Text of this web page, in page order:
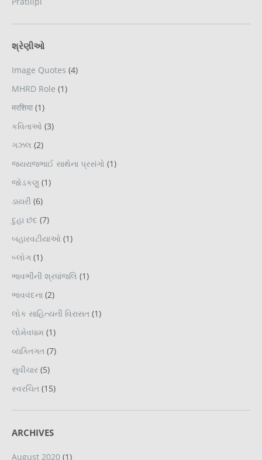
શ્રેણીઓ
Image Quotes (4)
MHRD Role (1)
मरशिया (1)
કવિતાઓ (3)
ગઝલ (2)
જયરાજભાઈ સાથેના પ્રસંગો (1)
જોડકણુ (1)
ડાયરી (6)
દુહા છંદ (7)
બહારવટીયાઓ (1)
બ્લોગ (1)
ભાવભીંની શ્રધાંજલિ (1)
ભાવવંદના (2)
લોક સાહિત્યની વિરાસત (1)
લોમેવધામ (1)
વ્યક્તિગત (7)
સુવીચાર (5)
સ્વરચિત (15)
ARCHIVES
August 2020 (1)